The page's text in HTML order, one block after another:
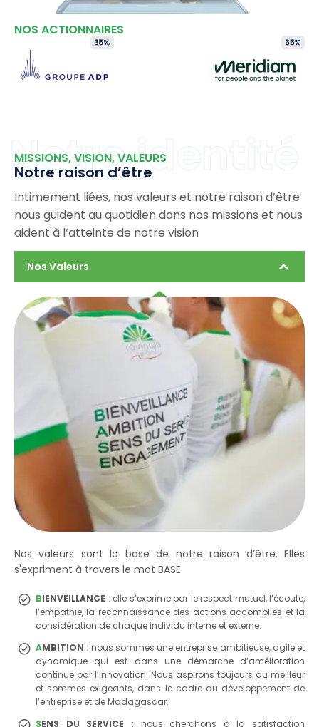
NOS ACTIONNAIRES
MISSIONS, VISION, VALEURS
Notre identité
Notre raison d’être
Intimement liées, nos valeurs et notre raison d’être
nous guident au quotidien dans nos missions et nous
aident à l’atteinte de notre vision
Nos Valeurs
Nos valeurs sont la base de notre raison d’être. Elles
s'expriment à travers le mot BASE
BIENVEILLANCE : elle s’exprime par le respect mutuel, l’écoute,
l’empathie, la reconnaissance des actions accomplies et la
considération de chaque individu interne et externe.
AMBITION : nous sommes une entreprise ambitieuse, agile et
dynamique qui est dans une démarche d’amélioration
continue par l’innovation. Nous aspirons toujours au meilleur
et sommes exigeants, dans le cadre du développement de
l’entreprise et de Madagascar.
SENS DU SERVICE : nous cherchons à la satisfaction